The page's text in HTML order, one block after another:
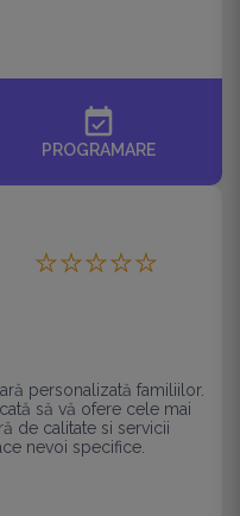
event_available
PROGRAMARE
personalizată familiilor.
să vă ofere cele mai
de calitate si servicii
nevoi specifice.